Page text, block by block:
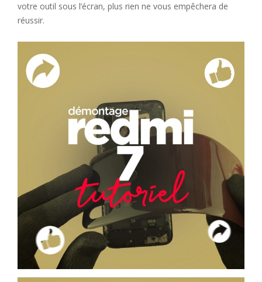
votre outil sous l’écran, plus rien ne vous empêchera de
réussir.